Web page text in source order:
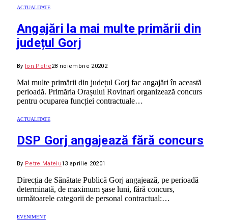
ACTUALITATE
Angajări la mai multe primării din
județul Gorj
By Ion Petre28 noiembrie 20202
Mai multe primării din județul Gorj fac angajări în această
perioadă. Primăria Orașului Rovinari organizează concurs
pentru ocuparea funcției contractuale…
ACTUALITATE
DSP Gorj angajează fără concurs
By Petre Mateiu13 aprilie 20201
Direcția de Sănătate Publică Gorj angajează, pe perioadă
determinată, de maximum şase luni, fără concurs,
următoarele categorii de personal contractual:…
EVENIMENT